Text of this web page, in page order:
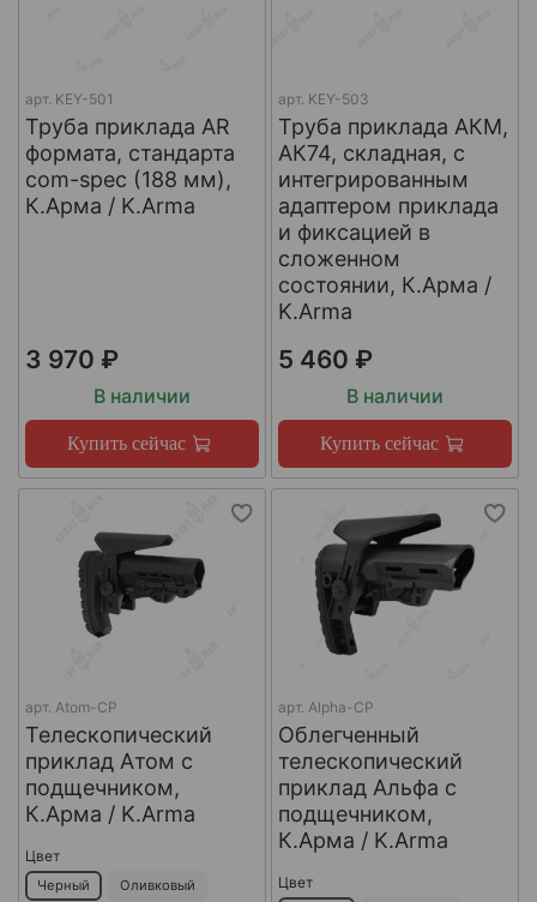
арт. KEY-501
Труба приклада AR
формата, стандарта
com-spec (188 мм),
К.Арма / K.Arma
3 970 ₽
В наличии
Купить сейчас
арт. KEY-503
Труба приклада АКМ,
АК74, складная, с
интегрированным
адаптером приклада
и фиксацией в
сложенном
состоянии, К.Арма /
K.Arma
5 460 ₽
В наличии
Купить сейчас
арт. Atom-CP
Телескопический
приклад Атом с
подщечником,
К.Арма / K.Arma
Цвет
Черный Оливковый
арт. Alpha-CP
Облегченный
телескопический
приклад Альфа с
подщечником,
К.Арма / K.Arma
Цвет